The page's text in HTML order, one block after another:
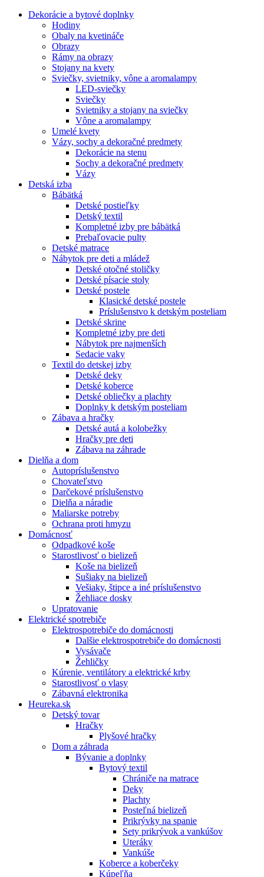
Dekorácie a bytové doplnky
Hodiny
Obaly na kvetináče
Obrazy
Rámy na obrazy
Stojany na kvety
Sviečky, svietniky, vône a aromalampy
LED-sviečky
Sviečky
Svietniky a stojany na sviečky
Vône a aromalampy
Umelé kvety
Vázy, sochy a dekoračné predmety
Dekorácie na stenu
Sochy a dekoračné predmety
Vázy
Detská izba
Bábätká
Detské postieľky
Detský textil
Kompletné izby pre bábätká
Prebaľovacie pulty
Detské matrace
Nábytok pre deti a mládež
Detské otočné stoličky
Detské písacie stoly
Detské postele
Klasické detské postele
Príslušenstvo k detským posteliam
Detské skrine
Kompletné izby pre deti
Nábytok pre najmenších
Sedacie vaky
Textil do detskej izby
Detské deky
Detské koberce
Detské obliečky a plachty
Doplnky k detským posteliam
Zábava a hračky
Detské autá a kolobežky
Hračky pre deti
Zábava na záhrade
Dielňa a dom
Autopríslušenstvo
Chovateľstvo
Darčekové príslušenstvo
Dielňa a náradie
Maliarske potreby
Ochrana proti hmyzu
Domácnosť
Odpadkové koše
Starostlivosť o bielizeň
Koše na bielizeň
Sušiaky na bielizeň
Vešiaky, štipce a iné príslušenstvo
Žehliace dosky
Upratovanie
Elektrické spotrebiče
Elektrospotrebiče do domácnosti
Dalšie elektrospotrebiče do domácnosti
Vysávače
Žehličky
Kúrenie, ventilátory a elektrické krby
Starostlivosť o vlasy
Zábavná elektronika
Heureka.sk
Detský tovar
Hračky
Plyšové hračky
Dom a záhrada
Bývanie a doplnky
Bytový textil
Chrániče na matrace
Deky
Plachty
Posteľná bielizeň
Prikrývky na spanie
Sety prikrývok a vankúšov
Uteráky
Vankúše
Koberce a koberčeky
Kúpeľňa